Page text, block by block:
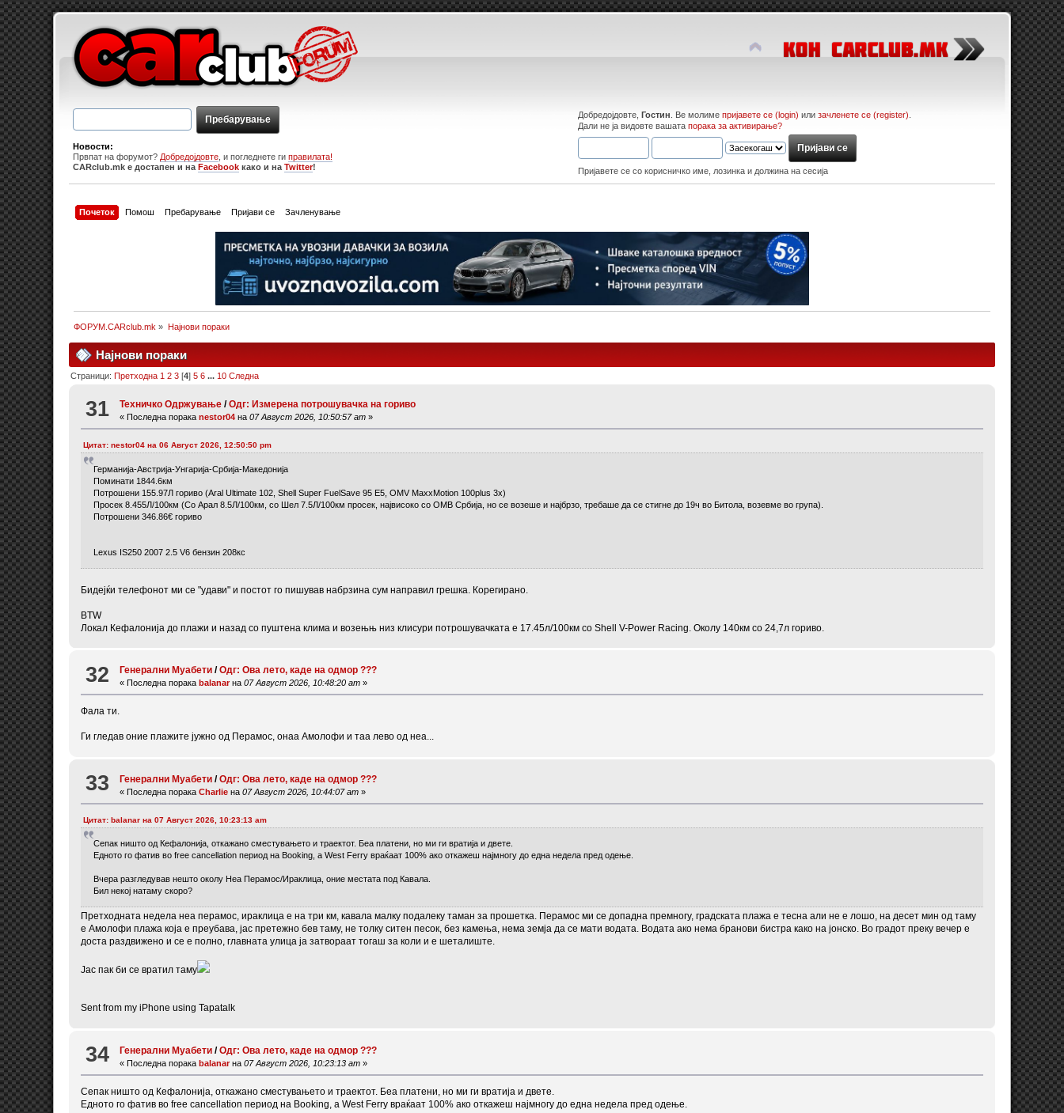
Добредојдовте, Гостин . Ве молиме пријавете се (login) или зачленете се (register)
Дали не ја видовте вашата порака за активирање?
Пријавете се со корисничко име, лозинка и должина на сесија
Новости:
Првпат на форумот? Добредојдовте , и погледнете гиправилата!
CARclub.mk е достапен и наFacebook како и наTwitter!
Почеток Помош Пребарување Пријави се Зачленување
ФОРУМ.CARclub.mk » Најнови пораки
Најнови пораки
Страници:Претходна 1 2 3 [4]5 6 ... 10 Следна
31 Техничко Одржување /Одг: Измерена потрошувачка на гориво
« Последна поракаnestor04 на 07 Август 2026, 10:50:57 am »
Цитат: nestor04 на 06 Август 2026, 12:50:50 pm
Германија-Австрија-Унгарија-Србија-Македонија
Поминати 1844.6км
Потрошени 155.97Л гориво (Aral Ultimate 102, Shell Super FuelSave 95 E5, OMV MaxxMotion 100plus 3х)
Просек 8.455Л/100км (Со Арал 8.5Л/100км, со Шел 7.5Л/100км просек, највисоко со ОМВ Србија, но се возеше и најбрзо, требаше да се стигне до 19ч во Битола, возевме во група).
Потрошени 346.86€ гориво
Lexus IS250 2007 2.5 V6 бензин 208кс
Бидејќи телефонот ми се "удави" и постот го пишував набрзина сум направил грешка. Корегирано.
BTW
Локал Кефалонија до плажи и назад со пуштена клима и возењњ низ клисури потрошувачката е 17.45л/100км со Shell V-Power Racing. Околу 140км со 24,7л гориво.
32 Генерални Муабети /Одг: Ова лето, каде на одмор ???
« Последна порака balanar на 07 Август 2026, 10:48:20 am »
Фала ти.
Ги гледав оние плажите јужно од Перамос, онаа Амолофи и таа лево од неа...
33 Генерални Муабети /Одг: Ова лето, каде на одмор ???
« Последна поракаCharlie на 07 Август 2026, 10:44:07 am »
Цитат: balanar на 07 Август 2026, 10:23:13 am
Сепак ништо од Кефалонија, откажано сместувањето и траектот. Беа платени, но ми ги вратија и двете.
Едното го фатив во free cancellation период на Booking, а West Ferry враќаат 100% ако откажеш најмногу до една недела пред одење.
Вчера разгледував нешто околу Неа Перамос/Ираклица, оние местата под Кавала.
Бил некој натаму скоро?
Претходната недела неа перамос, ираклица е на три км, кавала малку подалеку таман за прошетка. Перамос ми се допадна премногу, градската плажа е тесна али не е лошо, на десет мин од таму
е Амолофи плажа која е преубава, јас претежно бев таму, не толку ситен песок, без камења, нема земја да се мати водата. Водата ако нема бранови бистра како на јонско. Во градот преку вечер е
доста раздвижено и се е полно, главната улица ја затвораат тогаш за коли и е шеталиште.
Јас пак би се вратил таму
Sent from my iPhone using Tapatalk
34 Генерални Муабети /Одг: Ова лето, каде на одмор ???
« Последна поракаbalanar на 07 Август 2026, 10:23:13 am »
Сепак ништо од Кефалонија, откажано сместувањето и траектот. Беа платени, но ми ги вратија и двете.
Едното го фатив во free cancellation период на Booking, а West Ferry враќаат 100% ако откажеш најмногу до една недела пред одење.